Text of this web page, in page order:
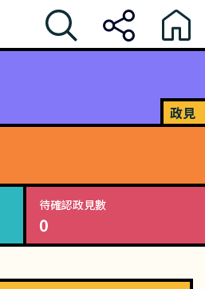
政見
待確認政見數
0